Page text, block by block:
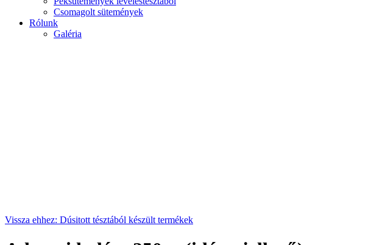
Csomagolt sütemények
Rólunk
Galéria
Vissza ehhez: Dúsitott tésztából készült termékek